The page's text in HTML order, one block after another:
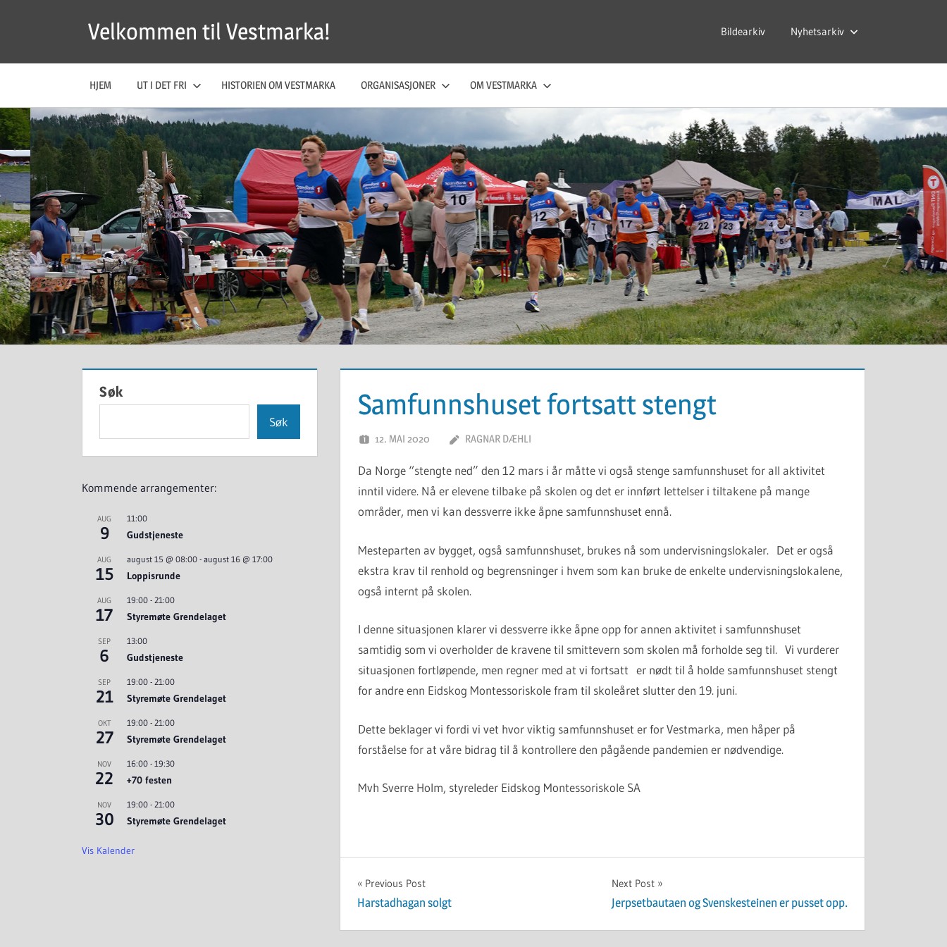
Velkommen til Vestmarka! Bildearkiv Nyhetsarkiv
HJEM UT I DET FRI HISTORIEN OM VESTMARKA ORGANISASJONER OM VESTMARKA
Samfunnshuset fortsatt stengt
12. MAI 2020 RAGNAR DÆHLI
Da Norge “stengte ned” den 12 mars i år måtte vi også stenge samfunnshuset for all aktivitet
inntil videre. Nå er elevene tilbake på skolen og det er innført lettelser i tiltakene på mange
områder, men vi kan dessverre ikke åpne samfunnshuset ennå.
Mesteparten av bygget, også samfunnshuset, brukes nå som undervisningslokaler. Det er også
ekstra krav til renhold og begrensninger i hvem som kan bruke de enkelte undervisningslokalene,
også internt på skolen.
I denne situasjonen klarer vi dessverre ikke åpne opp for annen aktivitet i samfunnshuset
samtidig som vi overholder de kravene til smittevern som skolen må forholde seg til. Vi vurderer
situasjonen fortløpende, men regner med at vi fortsatt er nødt til å holde samfunnshuset stengt
for andre enn Eidskog Montessoriskole fram til skoleåret slutter den 19. juni.
Dette beklager vi fordi vi vet hvor viktig samfunnshuset er for Vestmarka, men håper på
forståelse for at våre bidrag til å kontrollere den pågående pandemien er nødvendige.
Mvh Sverre Holm, styreleder Eidskog Montessoriskole SA
Innleggsnavigasjon
Previous Post
Harstadhagan solgt
Next Post
Jerpsetbautaen og Svenskesteinen er pusset opp.
Søk
Søk
Kommende arrangementer:
AUG
9
11:00
Gudstjeneste
AUG
15
august 15 @ 08:00 - august 16 @ 17:00
Loppisrunde
AUG
17
19:00 - 21:00
Styremøte Grendelaget
SEP
6
13:00
Gudstjeneste
SEP
21
19:00 - 21:00
Styremøte Grendelaget
OKT
27
19:00 - 21:00
Styremøte Grendelaget
NOV
22
16:00 - 19:30
+70 festen
NOV
30
19:00 - 21:00
Styremøte Grendelaget
Vis Kalender